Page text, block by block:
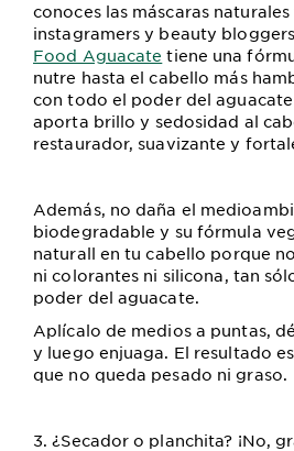
conoces las máscaras
instagramers y beauty
Food Aguacate tiene una
nutre hasta el cabello más
con todo el poder del
aporta brillo y sedosidad al
restaurador, suavizante y
Además, no daña el
biodegradable y su fórmula
naturall en tu cabello porque
ni colorantes ni silicona, tan
poder del aguacate.
Aplícalo de medios a puntas,
y luego enjuaga. El resultado
que no queda pesado ni graso.
3. ¿Secador o planchita? ¡No,